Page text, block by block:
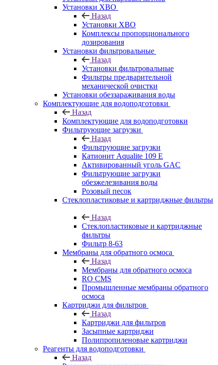
Установки ХВО
Назад
Установки ХВО
Комплексы пропорционального
дозирования
Установки фильтровальные
Назад
Установки фильтровальные
Фильтры предварительной
механической очистки
Установки обеззараживания воды
Комплектующие для водоподготовки
Назад
Комплектующие для водоподготовки
Фильтрующие загрузки
Назад
Фильтрующие загрузки
Катионит Aqualite 109 E
Активированный уголь GAC
Фильтрующие загрузки
обезжелезивания воды
Розовый песок
Стеклопластиковые и картриджные фильтры
Назад
Стеклопластиковые и картриджные
фильтры
Фильтр 8-63
Мембраны для обратного осмоса
Назад
Мембраны для обратного осмоса
RO CMS
Промышленные мембраны обратного
осмоса
Картриджи для фильтров
Назад
Картриджи для фильтров
Засыпные картриджи
Полипропиленовые картриджи
Реагенты для водоподготовки
Назад